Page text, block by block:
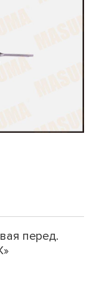
перед.